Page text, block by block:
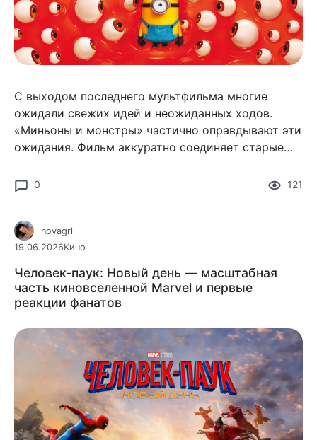
С выходом последнего мультфильма многие
ожидали свежих идей и неожиданных ходов.
«Миньоны и монстры» частично оправдывают эти
ожидания. Фильм аккуратно соединяет старые
привычного юмора, который полюбился зрителям.
121
0
novagrl
19.06.2026Кино
Человек‑паук: Новый день — масштабная
часть киновселенной Marvel и первые
реакции фанатов